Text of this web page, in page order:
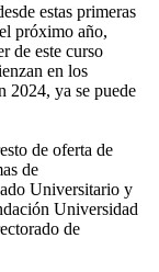
estas primeras
próximo año,
de este curso
en los
2024, ya se puede
de oferta de
de
Universitario y
Universidad
de